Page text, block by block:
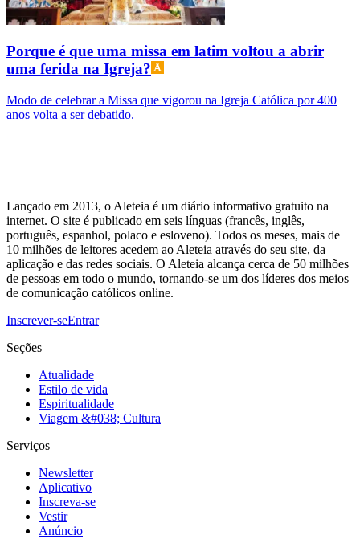
Porque é que uma missa em latim voltou a abrir
uma ferida na Igreja?
Modo de celebrar a Missa que vigorou na Igreja Católica por 400
anos volta a ser debatido.
Lançado em 2013, o Aleteia é um diário informativo gratuito na
internet. O site é publicado em seis línguas (francês, inglês,
português, espanhol, polaco e esloveno). Todos os meses, mais de
10 milhões de leitores acedem ao Aleteia através do seu site, da
aplicação e das redes sociais. O Aleteia alcança cerca de 50 milhões
de pessoas em todo o mundo, tornando-se um dos líderes dos meios
de comunicação católicos online.
Inscrever-seEntrar
Seções
Atualidade
Estilo de vida
Espiritualidade
Viagem &#038; Cultura
Serviços
Newsletter
Aplicativo
Inscreva-se
Vestir
Anúncio